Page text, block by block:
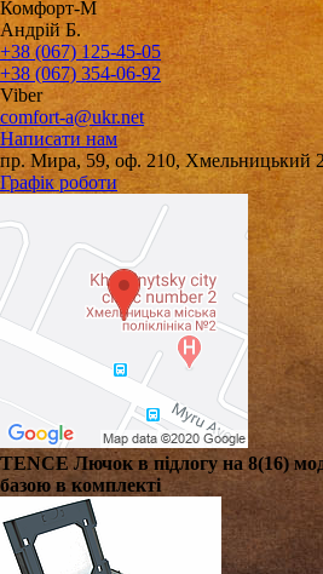
Комфорт-М
Андрій Б.
+38 (067) 125-45-05
+38 (067) 354-06-92
Viber
comfort-a@ukr.net
Написати нам
пр. Мира, 59, оф. 210, Хмельницький
Графік роботи
TENCE Лючок в підлогу на 8(16)
базою в комплекті